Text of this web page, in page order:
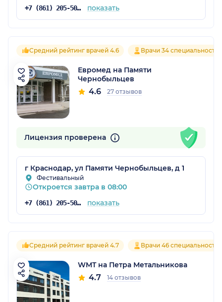
+7 (861) 205-50-50 показать
Средний рейтинг врачей 4.6 Врачи 34
Евромед на Памяти
Чернобыльцев
4.6 27 отзывов
Лицензия проверена
г Краснодар, ул Памяти Чернобыльцев, д 1
Фестивальный
Откроется завтра в 08:00
+7 (861) 205-50-50 показать
Средний рейтинг врачей 4.7 Врачи 46
WMT на Петра Метальникова
4.7 14 отзывов